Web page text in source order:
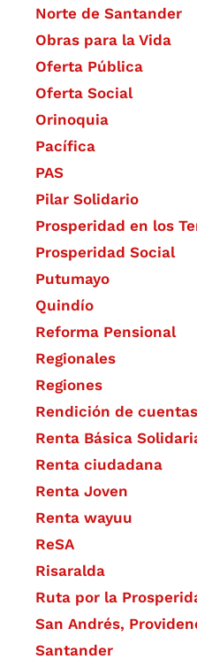
Norte de Santander
Obras para la Vida
Oferta Pública
Oferta Social​​
Orinoquia
Pacífica
PAS
Pilar Solidario
Prosperidad en los
Prosperidad Social
Putumayo
Quindío
Reforma Pensional
Regionales
Regiones
Rendición de cuentas
Renta Básica
Renta ciudadana
Renta Joven
Renta wayuu
ReSA
Risaralda
Ruta por la
San Andrés,
Santander